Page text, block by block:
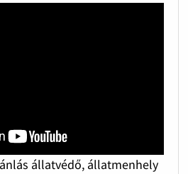
állatvédő, állatmenhely